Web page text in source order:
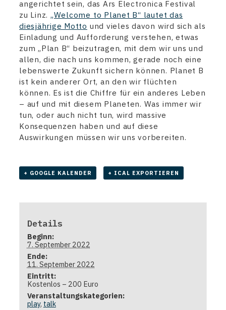
angerichtet sein, das Ars Electronica Festival
zu Linz. „Welcome to Planet B“ lautet das
diesjährige Motto und vieles davon wird sich als
Einladung und Aufforderung verstehen, etwas
zum „Plan B“ beizutragen, mit dem wir uns und
allen, die nach uns kommen, gerade noch eine
lebenswerte Zukunft sichern können. Planet B
ist kein anderer Ort, an den wir flüchten
können. Es ist die Chiffre für ein anderes Leben
– auf und mit diesem Planeten. Was immer wir
tun, oder auch nicht tun, wird massive
Konsequenzen haben und auf diese
Auswirkungen müssen wir uns vorbereiten.
+ GOOGLE KALENDER + ICAL EXPORTIEREN
Details
Beginn:
7. September 2022
Ende:
11. September 2022
Eintritt:
Kostenlos – 200 Euro
Veranstaltungskategorien:
play, talk